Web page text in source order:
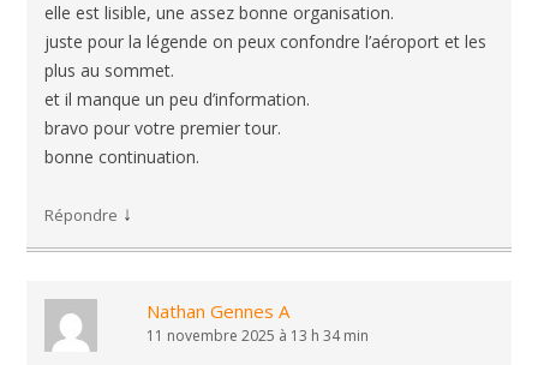
elle est lisible, une assez bonne organisation.
juste pour la légende on peux confondre l’aéroport et les
plus au sommet.
et il manque un peu d’information.
bravo pour votre premier tour.
bonne continuation.
Répondre ↓
Nathan Gennes A
11 novembre 2025 à 13 h 34 min